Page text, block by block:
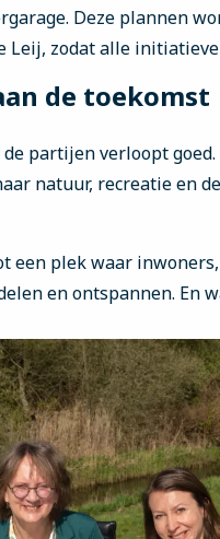
Deze plannen
Leij, zodat alle
de toekomst
partijen verloopt
natuur, recreatie en
een plek waar
en ontspannen. En